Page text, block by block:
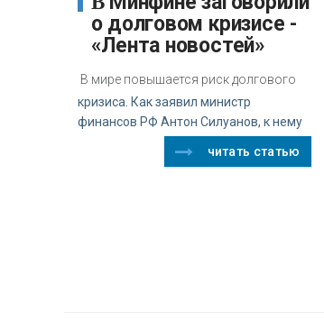
о долговом кризисе -
«Лента новостей»
В мире повышается риск долгового
кризиса. Как заявил министр
финансов РФ Антон Силуанов, к нему
читать статью